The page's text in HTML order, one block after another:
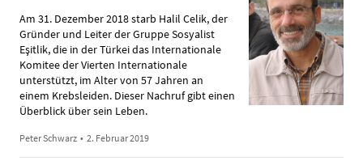
Am 31. Dezember 2018 starb Halil Celik, der
Gründer und Leiter der Gruppe Sosyalist
Eşitlik, die in der Türkei das Internationale
Komitee der Vierten Internationale
unterstützt, im Alter von 57 Jahren an
einem Krebsleiden. Dieser Nachruf gibt einen
Überblick über sein Leben.
Peter Schwarz • 2. Februar 2019